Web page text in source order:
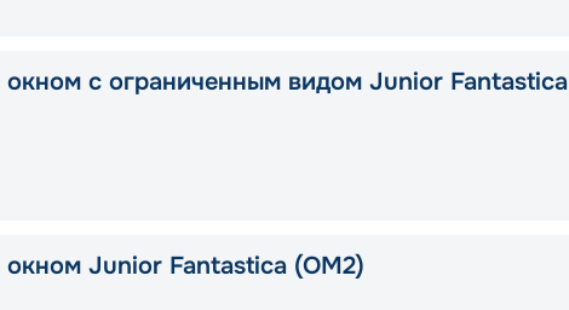
окном с ограниченным видом Junior Fantastica
Junior Fantastica (OM2)